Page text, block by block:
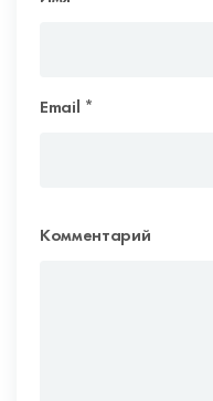
Email *
Комментарий